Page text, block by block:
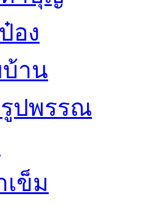
อง
าน
ปพรรณ
เข็ม